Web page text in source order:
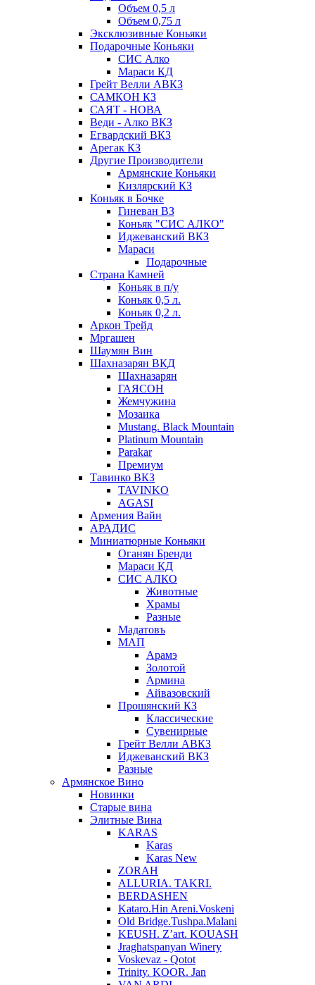
Объем 0,5 л
Объем 0,75 л
Эксклюзивные Коньяки
Подарочные Коньяки
СИС Алко
Мараси КД
Грейт Велли АВКЗ
САМКОН КЗ
САЯТ - НОВА
Веди - Алко ВКЗ
Егвардский ВКЗ
Арегак КЗ
Другие Производители
Армянские Коньяки
Кизлярский КЗ
Коньяк в Бочке
Гиневан ВЗ
Коньяк "СИС АЛКО"
Иджеванский ВКЗ
Мараси
Подарочные
Страна Камней
Коньяк в п/у
Коньяк 0,5 л.
Коньяк 0,2 л.
Аркон Трейд
Мргашен
Шаумян Вин
Шахназарян ВКД
Шахназарян
ГАЯСОН
Жемчужина
Мозаика
Mustang. Black Mountain
Platinum Mountain
Parakar
Премиум
Тавинко ВКЗ
TAVINKO
AGASI
Армения Вайн
АРАДИС
Миниатюрные Коньяки
Оганян Бренди
Мараси КД
СИС АЛКО
Животные
Храмы
Разные
Мадатовъ
МАП
Арамэ
Золотой
Армина
Айвазовский
Прошянский КЗ
Классические
Сувенирные
Грейт Велли АВКЗ
Иджеванский ВКЗ
Разные
Армянское Вино
Новинки
Старые вина
Элитные Вина
KARAS
Karas
Karas New
ZORAH
ALLURIA. TAKRI.
BERDASHEN
Kataro.Hin Areni.Voskeni
Old Bridge.Tushpa.Malani
KEUSH. Z’art. KOUASH
Jraghatspanyan Winery
Voskevaz - Qotot
Trinity. KOOR. Jan